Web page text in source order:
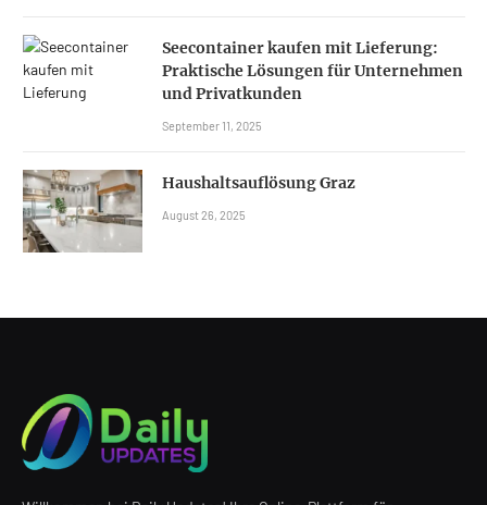
Seecontainer kaufen mit Lieferung:
Praktische Lösungen für Unternehmen
und Privatkunden
September 11, 2025
Haushaltsauflösung Graz
August 26, 2025